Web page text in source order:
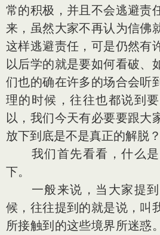
常的积极，并且不会逃避责
来，虽然大家不再认为信佛
这样逃避责任，可是仍然有
以后学的就是要如何看破、
们也的确在许多的场合会听
理的时候，往往也都说到
以，我们今天有必要要跟大
放下到底是不是真正的解脱？
我们首先看看，什么是
下。
一般来说，当大家提到
候，往往提到的就是说，叫
所接触到的这些境界所迷惑